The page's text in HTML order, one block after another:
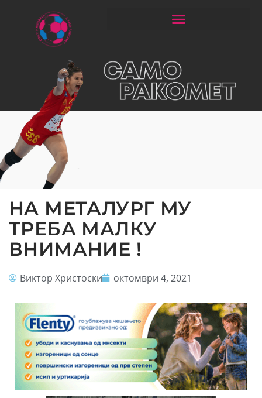
НА МЕТАЛУРГ МУ
ТРЕБА МАЛКУ
ВНИМАНИЕ !
Виктор Христоски октомври 4, 2021